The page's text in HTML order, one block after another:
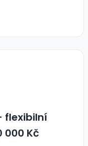
flexibilní
000 Kč